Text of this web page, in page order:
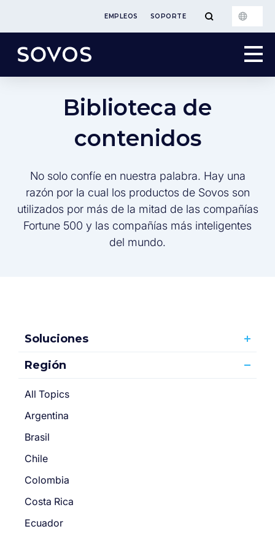
EMPLEOS SOPORTE
Biblioteca de
contenidos
No solo confíe en nuestra palabra. Hay una
razón por la cual los productos de Sovos son
utilizados por más de la mitad de las compañías
Fortune 500 y las compañías más inteligentes
del mundo.
Soluciones
Región
All Topics
Argentina
Brasil
Chile
Colombia
Costa Rica
Ecuador